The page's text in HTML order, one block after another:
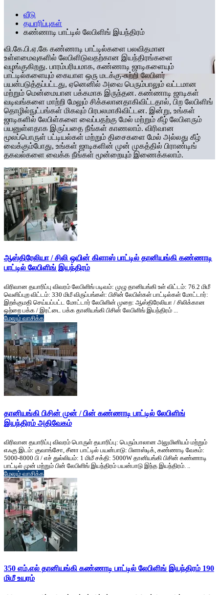
வீடு
தயாரிப்புகள்
கண்ணாடி பாட்டில் லேபிளிங் இயந்திரம்
வி.கே.பி.ஏ.கே கண்ணாடி பாட்டில்களை பலவிதமான
உள்ளமைவுகளில் லேபிளிடுவதற்கான இயந்திரங்களை
வழங்குகிறது. பாரம்பரியமாக, கண்ணாடி ஜாடிகளையும்
பாட்டில்களையும் கையாள ஒரு மடக்கு-சுற்றி லேபிளர்
பயன்படுத்தப்பட்டது, ஏனெனில் அவை பெரும்பாலும் வட்டமான
மற்றும் மென்மையான பக்கமாக இருந்தன. கண்ணாடி ஜாடிகள்
வடிவங்களை மாற்றி மேலும் சிக்கலானதாகிவிட்டதால், பிற லேபிளிங்
தொழில்நுட்பங்கள் மிகவும் பிரபலமாகிவிட்டன. இன்று, உங்கள்
ஜாடிகளில் லேபிள்களை வைப்பதற்கு மேல் மற்றும் கீழ் லேபிளரும்
பயனுள்ளதாக இருப்பதை நீங்கள் காணலாம். விரிவான
மூலப்பொருள் பட்டியல்கள் மற்றும் திசைகளை மேல் அல்லது கீழ்
வைக்கும்போது, உங்கள் ஜாடிகளின் முன் முகத்தில் பிராண்டிங்
தகவல்களை வைக்க நீங்கள் மூன்றையும் இணைக்கலாம்.
ஆஸ்திரேலியா / சிலி ஒயின் கிளாஸ் பாட்டில் தானியங்கி கண்ணாடி
பாட்டில் லேபிளிங் இயந்திரம்
விரிவான தயாரிப்பு விவரம் லேபிளிங் படிவம்: முழு தானியங்கி உள் விட்டம்: 76.2 மிமீ
வெளிப்புற விட்டம்: 330 மிமீ விருப்பங்கள்: பிசின் லேபிள்கள் பாட்டில்கள் மோட்டார்:
இறக்குமதி செய்யப்பட்ட மோட்டார் லேபிளின் முறை: ஆஸ்திரேலியா / சிலிக்கான
ஒற்றை பக்க / இரட்டை பக்க தானியங்கி பிசின் லேபிளிங் இயந்திரம் ...
மேலும் வாசிக்க
தானியங்கி பிசின் முன் / பின் கண்ணாடி பாட்டில் லேபிளிங்
இயந்திரம் அதிவேகம்
விரிவான தயாரிப்பு விவரம் பொருள் தயாரிப்பு: பெரும்பாலான அலுமினியம் மற்றும்
எஃகு இடம்: குவாங்சோ, சீனா பாட்டில் பயன்பாடு: பிளாஸ்டிக், கண்ணாடி வேகம்:
5000-8000 பி / எச் துல்லியம்: 1 மிமீ சக்தி: 5000W தானியங்கி பிசின் கண்ணாடி
பாட்டில் முன் மற்றும் பின் லேபிளிங் இயந்திரம் பயன்பாடு இந்த இயந்திரம். ..
மேலும் வாசிக்க
350 எம்.எல் தானியங்கி கண்ணாடி பாட்டில் லேபிளிங் இயந்திரம் 190
மிமீ உயரம்